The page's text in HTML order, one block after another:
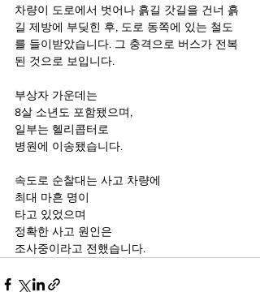
차량이 도로에서 벗어나 흙길 갓길을 건너 흙
길 제방에 부딪힌 후, 도로 동쪽에 있는 철도
를 들이받았습니다. 그 충격으로 버스가 전복
된 것으로 보입니다.
부상자 가운데는
8살 소년도 포함됐으며,
일부는 헬리콥터로
병원에 이송됐습니다.
속도로 순찰대는 사고 차량에
최대 마흔 명이
타고 있었으며
정확한 사고 원인은
조사중이라고 전했습니다.